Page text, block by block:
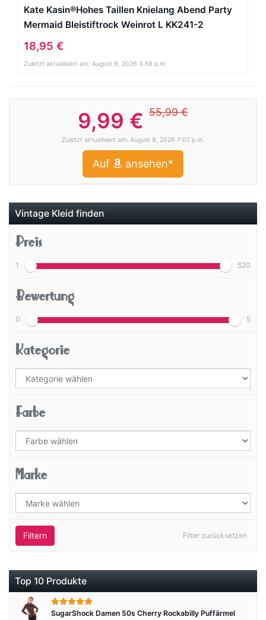
Kate Kasin®Hohes Taillen Knielang Abend Party
Mermaid Bleistiftrock Weinrot L KK241-2
18,95 €
Zuletzt aktualisiert am: August 9, 2026 3:59 p.m.
9,99 € 55,99 €
Zuletzt aktualisiert am: August 9, 2026 7:02 p.m.
Auf ansehen*
Vintage Kleid finden
Preis
1 520
Bewertung
0 5
Kategorie
Farbe
Marke
Filter zurücksetzen
Filtern
Top 10 Produkte
SugarShock Damen 50s Cherry Rockabilly Puffärmel